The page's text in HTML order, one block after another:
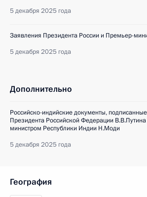
5 декабря 2025 года
Заявления Президента России и Премьер-
5 декабря 2025 года
Дополнительно
Российско-индийские документы,
Президента Российской Федерации
министром Республики Индии Н.Моди
5 декабря 2025 года
География